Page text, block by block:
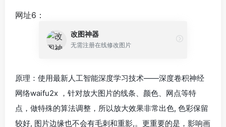
网址6：
改图神器
无需注册在线修改图片
原理：使用最新人工智能深度学习技术——深度卷积神经
网络waifu2x ，针对放大图片的线条、颜色、网点等特
点，做特殊的算法调整，所以放大效果非常出色, 色彩保留
较好, 图片边缘也不会有毛刺和重影,。更重要的是，影响画